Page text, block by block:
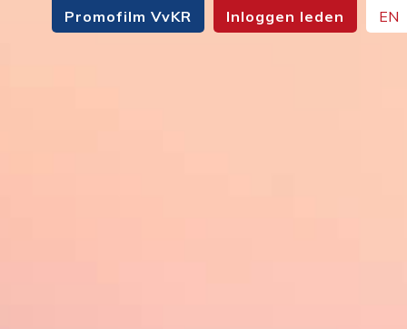
Promofilm VvKR Inloggen leden EN